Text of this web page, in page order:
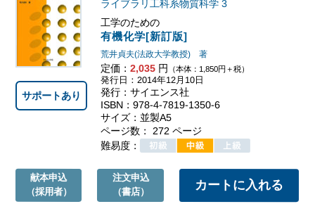
工学のための
有機化学[新訂版]
ライブラリ工科系物質科学3
荒井貞夫(法政大学教授) 著
定価： 2,035円 （本体：1,850円＋税）
発行日：2014年12月10日
発行：サイエンス社
ISBN：978-4-7819-1350-6
サイズ：並製A5
ページ数： 272 ページ
難易度：
サポートあり
献本申込
（採用者）
注文申込
（書店）